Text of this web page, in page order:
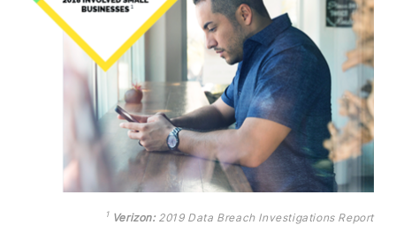
1 Verizon:2019 Data Breach Investigations Report